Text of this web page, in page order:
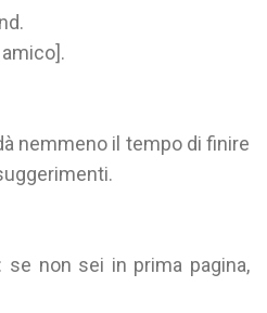
nemmeno il tempo di finire
se non sei in prima pagina,